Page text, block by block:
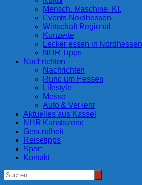
Mensch. Maschine. KI.
Events Nordhessen
Wirtschaft Regional
Konzerte
Lecker essen in Nordhessen
NHR Tipps
Nachrichten
Nachrichten
Rund um Hessen
Lifestyle
Messe
Auto & Verkehr
Aktuelles aus Kassel
NHR Kunstszene
Gesundheit
Reisetipps
Sport
Kontakt